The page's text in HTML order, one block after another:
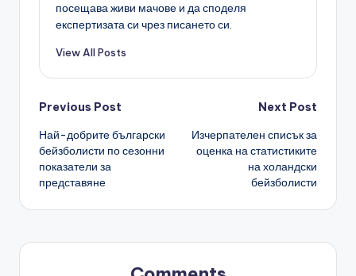
посещава живи мачове и да споделя
експертизата си чрез писането си.
View All Posts
Post
navigation
Previous Post
Най-добрите български
бейзболисти по сезонни
показатели за
представяне
Next Post
Изчерпателен списък за
оценка на статистиките
на холандски
бейзболисти